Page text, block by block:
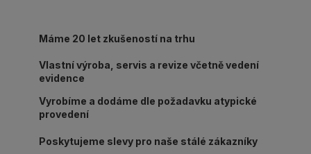
Máme 20 let zkušeností na trhu
Vlastní výroba, servis a revize včetně vedení
evidence
Vyrobíme a dodáme dle požadavku atypické
provedení
Poskytujeme slevy pro naše stálé zákazníky